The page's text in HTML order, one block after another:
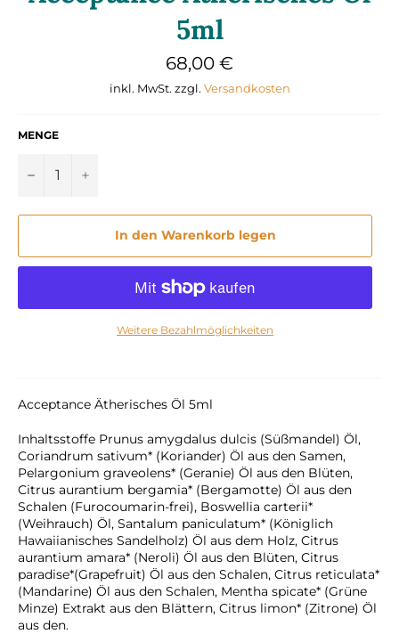
5ml
Normaler
Preis
68,00 €
inkl. MwSt. zzgl. Versandkosten
MENGE
− +
In den Warenkorb legen
Weitere Bezahlmöglichkeiten
Acceptance Ätherisches Öl 5ml
Inhaltsstoffe Prunus amygdalus dulcis (Süßmandel) Öl,
Coriandrum sativum* (Koriander) Öl aus den Samen,
Pelargonium graveolens* (Geranie) Öl aus den Blüten,
Citrus aurantium bergamia* (Bergamotte) Öl aus den
Schalen (Furocoumarin-frei), Boswellia carterii*
(Weihrauch) Öl, Santalum paniculatum* (Königlich
Hawaiianisches Sandelholz) Öl aus dem Holz, Citrus
aurantium amara* (Neroli) Öl aus den Blüten, Citrus
paradise*(Grapefruit) Öl aus den Schalen, Citrus reticulata*
(Mandarine) Öl aus den Schalen, Mentha spicate* (Grüne
Minze) Extrakt aus den Blättern, Citrus limon* (Zitrone) Öl
aus den.